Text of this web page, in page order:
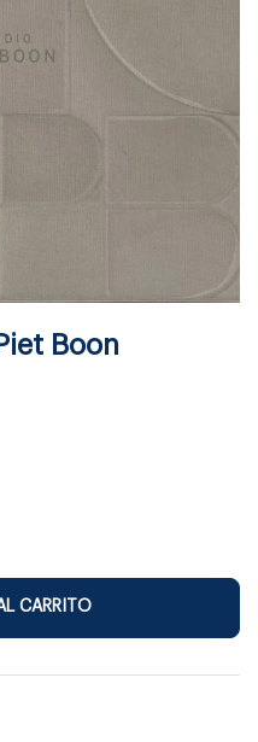
Boon
CARRITO